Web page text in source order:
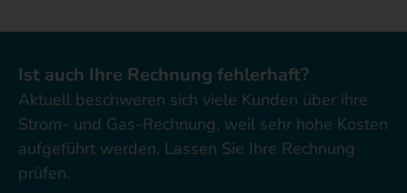
Ist auch Ihre Rechnung fehlerhaft?
Aktuell beschweren sich viele Kunden über ihre
Strom- und Gas-Rechnung, weil sehr hohe Kosten
aufgeführt werden. Lassen Sie Ihre Rechnung
prüfen.